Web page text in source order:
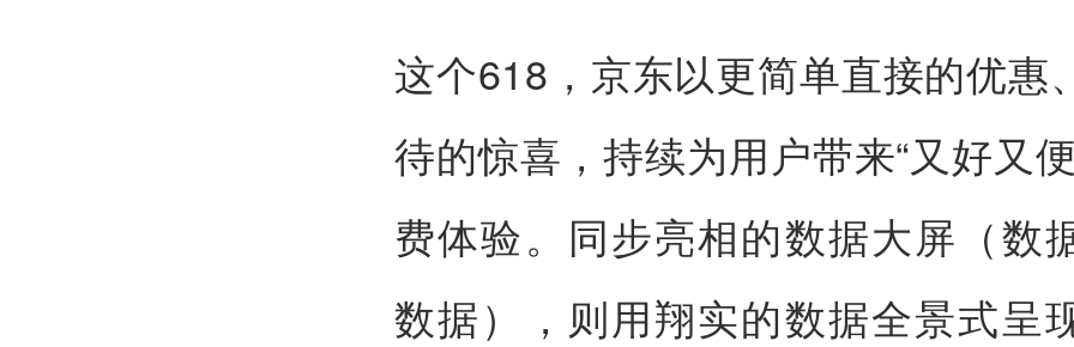
这个618，京东以更简单直接的优惠
待的惊喜，持续为用户带来“又好又
费体验。同步亮相的数据大屏（数
数据），则用翔实的数据全景式呈